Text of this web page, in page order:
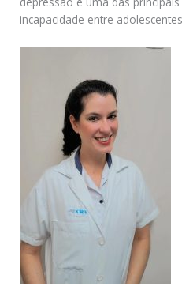
incapacidade entre